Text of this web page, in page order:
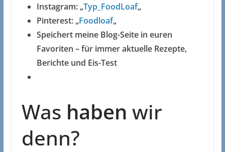
Instagram: „Typ_FoodLoaf„
Pinterest: „Foodloaf„
Speichert meine Blog-Seite in euren
Favoriten – für immer aktuelle Rezepte,
Berichte und Eis-Test
Was haben wir
denn?